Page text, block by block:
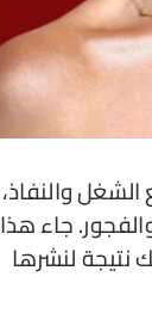
والنفاذ،
جاء هذا
لنشرها